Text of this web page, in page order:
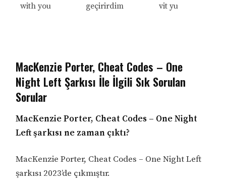
with you
geçirirdim
vit yu
MacKenzie Porter, Cheat Codes – One
Night Left Şarkısı İle İlgili Sık Sorulan
Sorular
MacKenzie Porter, Cheat Codes – One Night
Left şarkısı ne zaman çıktı?
MacKenzie Porter, Cheat Codes – One Night Left
şarkısı 2023’de çıkmıştır.